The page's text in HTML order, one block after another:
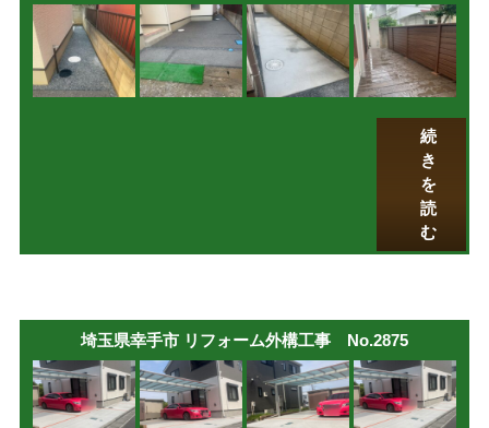
続
き
を
読
む
埼玉県幸手市 リフォーム外構工事 No.2875